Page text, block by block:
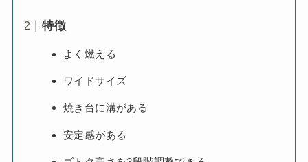
特徴
よく燃える
ワイドサイズ
焼き台に溝がある
安定感がある